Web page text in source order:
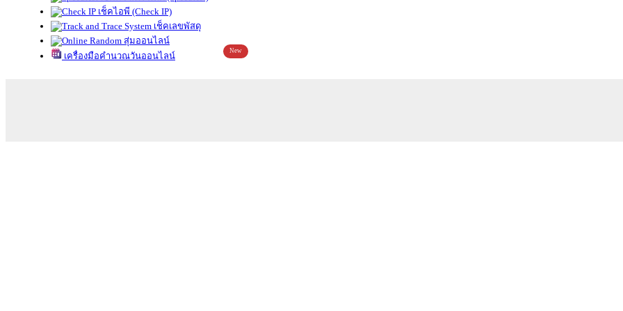
เช็คไอพี (Check IP)
เช็คเลขพัสดุ
สุ่มออนไลน์
เครื่องมือคำนวณวันออนไลน์
New